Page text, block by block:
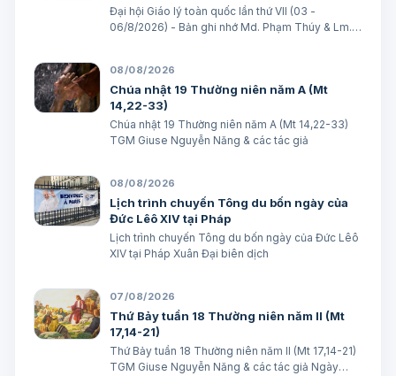
Đại hội Giáo lý toàn quốc lần thứ VII (03 -
06/8/2026) - Bản ghi nhớ Md. Phạm Thúy & Lm.
08/08/2026
Chúa nhật 19 Thường niên năm A (Mt
14,22-33)
Chúa nhật 19 Thường niên năm A (Mt 14,22-33)
TGM Giuse Nguyễn Năng & các tác giả
08/08/2026
Lịch trình chuyến Tông du bốn ngày của
Đức Lêô XIV tại Pháp
Lịch trình chuyến Tông du bốn ngày của Đức Lêô
XIV tại Pháp Xuân Đại biên dịch
07/08/2026
Thứ Bảy tuần 18 Thường niên năm II (Mt
17,14-21)
Thứ Bảy tuần 18 Thường niên năm II (Mt 17,14-21)
TGM Giuse Nguyễn Năng & các tác giả Ngày